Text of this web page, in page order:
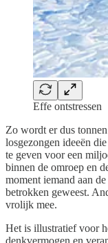
Effe ontstressen
Zo wordt er dus
losgezongen ideeën
te geven voor een
binnen de omroep en
moment iemand aan
betrokken geweest.
vrolijk mee.
Het is illustratief voor
denkvermogen en